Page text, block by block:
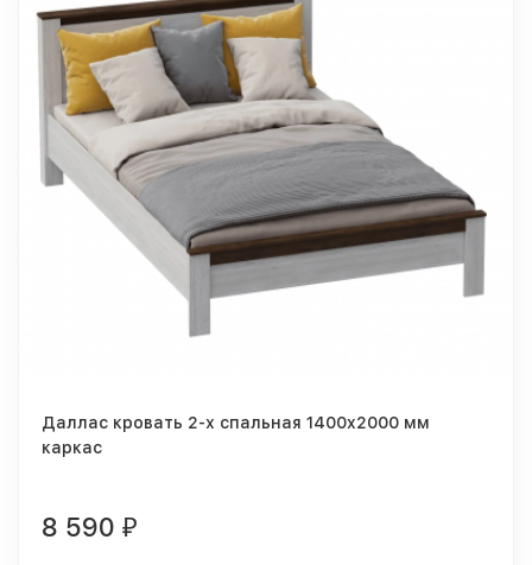
Даллас кровать 2-х спальная 1400x2000 мм
каркас
8 590 ₽